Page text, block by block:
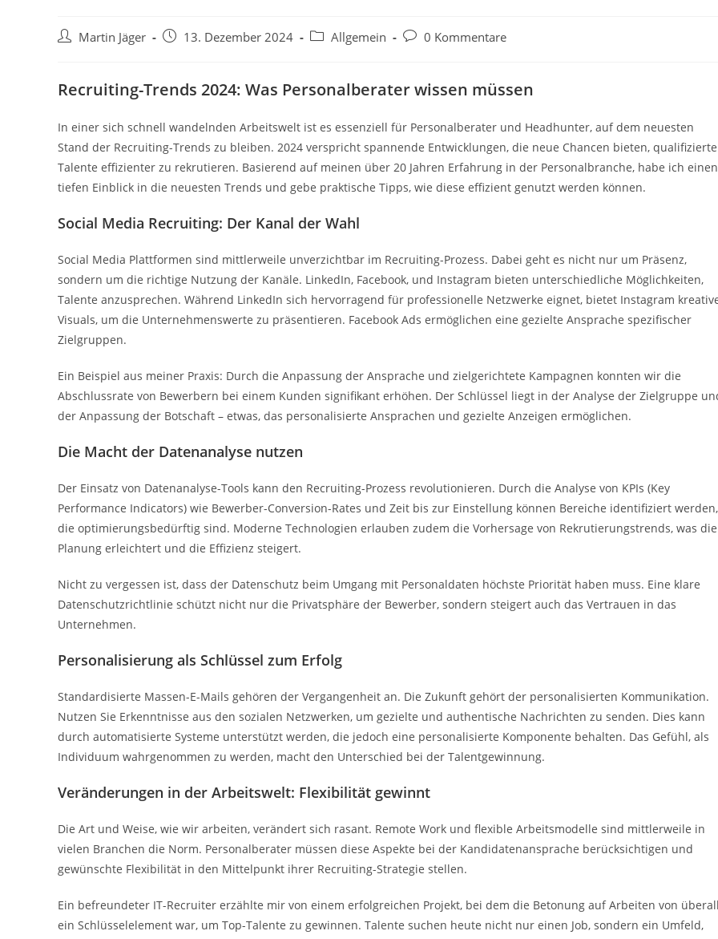
Beitrags-
Martin Jäger
Beitrag13. Dezember 2024
Beitrags-
Allgemein
Beitrags-
0 Kommentare
Recruiting-Trends 2024: Was Personalberater wissen müssen
In einer sich schnell wandelnden Arbeitswelt ist es essenziell für Personalberater und Headhunter, auf dem neuesten
Stand der Recruiting-Trends zu bleiben. 2024 verspricht spannende Entwicklungen, die neue Chancen bieten, qualifizierte
Talente effizienter zu rekrutieren. Basierend auf meinen über 20 Jahren Erfahrung in der Personalbranche, habe ich einen
tiefen Einblick in die neuesten Trends und gebe praktische Tipps, wie diese effizient genutzt werden können.
Social Media Recruiting: Der Kanal der Wahl
Social Media Plattformen sind mittlerweile unverzichtbar im Recruiting-Prozess. Dabei geht es nicht nur um Präsenz,
sondern um die richtige Nutzung der Kanäle. LinkedIn, Facebook, und Instagram bieten unterschiedliche Möglichkeiten,
Talente anzusprechen. Während LinkedIn sich hervorragend für professionelle Netzwerke eignet, bietet Instagram
Visuals, um die Unternehmenswerte zu präsentieren. Facebook Ads ermöglichen eine gezielte Ansprache spezifischer
Zielgruppen.
Ein Beispiel aus meiner Praxis: Durch die Anpassung der Ansprache und zielgerichtete Kampagnen konnten wir die
Abschlussrate von Bewerbern bei einem Kunden signifikant erhöhen. Der Schlüssel liegt in der Analyse der Zielgruppe
der Anpassung der Botschaft – etwas, das personalisierte Ansprachen und gezielte Anzeigen ermöglichen.
Die Macht der Datenanalyse nutzen
Der Einsatz von Datenanalyse-Tools kann den Recruiting-Prozess revolutionieren. Durch die Analyse von KPIs (Key
Performance Indicators) wie Bewerber-Conversion-Rates und Zeit bis zur Einstellung können Bereiche identifiziert werden,
die optimierungsbedürftig sind. Moderne Technologien erlauben zudem die Vorhersage von Rekrutierungstrends, was die
Planung erleichtert und die Effizienz steigert.
Nicht zu vergessen ist, dass der Datenschutz beim Umgang mit Personaldaten höchste Priorität haben muss. Eine klare
Datenschutzrichtlinie schützt nicht nur die Privatsphäre der Bewerber, sondern steigert auch das Vertrauen in das
Unternehmen.
Personalisierung als Schlüssel zum Erfolg
Standardisierte Massen-E-Mails gehören der Vergangenheit an. Die Zukunft gehört der personalisierten Kommunikation.
Nutzen Sie Erkenntnisse aus den sozialen Netzwerken, um gezielte und authentische Nachrichten zu senden. Dies kann
durch automatisierte Systeme unterstützt werden, die jedoch eine personalisierte Komponente behalten. Das Gefühl, als
Individuum wahrgenommen zu werden, macht den Unterschied bei der Talentgewinnung.
Veränderungen in der Arbeitswelt: Flexibilität gewinnt
Die Art und Weise, wie wir arbeiten, verändert sich rasant. Remote Work und flexible Arbeitsmodelle sind mittlerweile in
vielen Branchen die Norm. Personalberater müssen diese Aspekte bei der Kandidatenansprache berücksichtigen und
gewünschte Flexibilität in den Mittelpunkt ihrer Recruiting-Strategie stellen.
Ein befreundeter IT-Recruiter erzählte mir von einem erfolgreichen Projekt, bei dem die Betonung auf Arbeiten von
ein Schlüsselelement war, um Top-Talente zu gewinnen. Talente suchen heute nicht nur einen Job, sondern ein Umfeld,